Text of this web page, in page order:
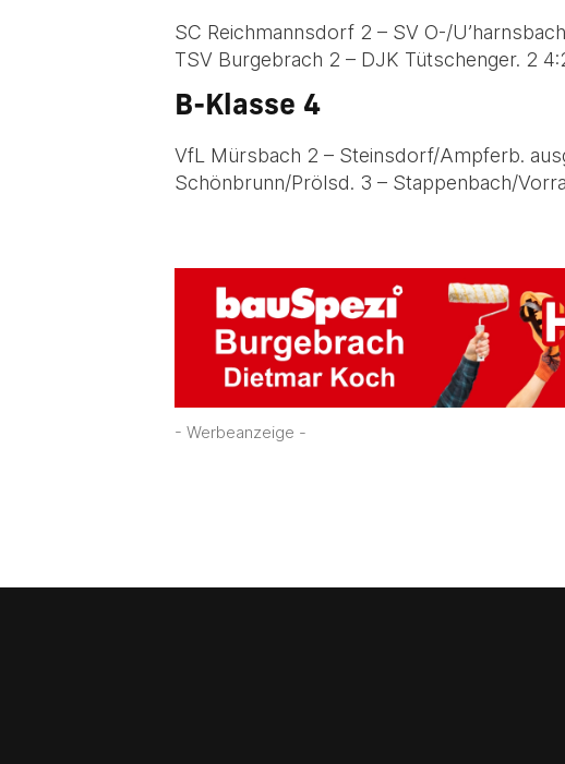
SC Reichmannsdorf 2 – SV O-/U’harnsbach
TSV Burgebrach 2 – DJK Tütschenger. 2
B-Klasse 4
VfL Mürsbach 2 – Steinsdorf/Ampferb.
Schönbrunn/Prölsd. 3 – Stappenbach/
- Werbeanzeige -